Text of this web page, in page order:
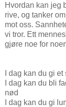
Hvordan kan jeg
rive, og tanker
mot oss.
vi tror. Ett
gjøre noe for
I dag kan du gi
I dag kan du bli
nød
I dag kan du gi